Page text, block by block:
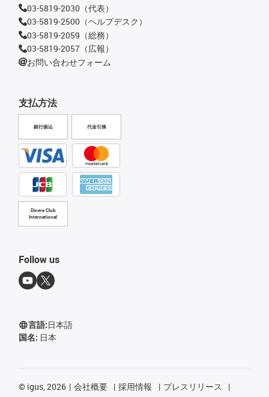
支払方法
銀行振込 代金引換
Diners Club
International
03-5819-2030（代表）
03-5819-2500（ヘルプデスク）
03-5819-2059（総務）
03-5819-2057（広報）
お問い合わせフォーム
Follow us
言語:日本語
国名: 日本
© igus, 2026 会社概要 採用情報
プレスリリース